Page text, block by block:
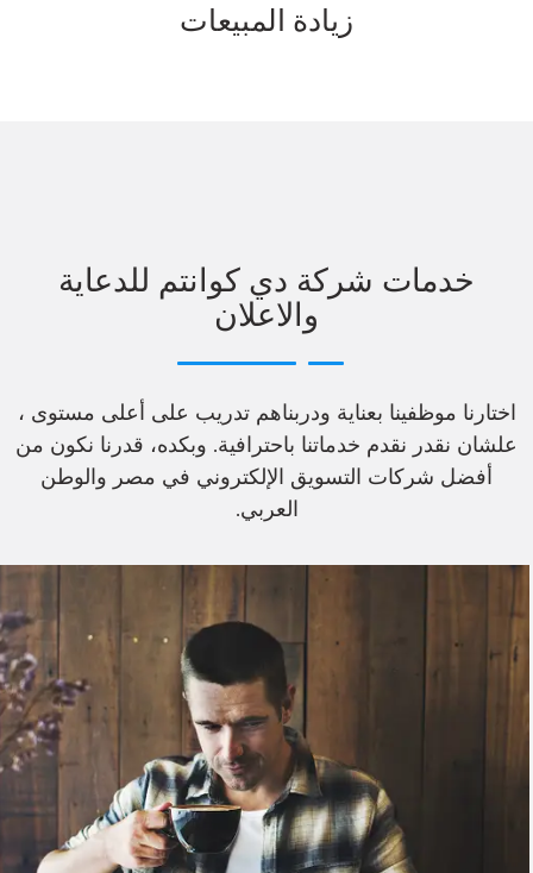
زيادة المبيعات
خدمات شركة دي كوانتم للدعاية
والاعلان
اختارنا موظفينا بعناية ودربناهم تدريب على أعلى مستوى ،
علشان نقدر نقدم خدماتنا باحترافية. وبكده، قدرنا نكون من
أفضل شركات التسويق الإلكتروني في مصر والوطن
العربي.